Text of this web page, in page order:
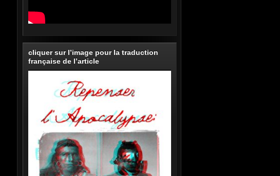
cliquer sur l’image pour la traduction
française de l’article